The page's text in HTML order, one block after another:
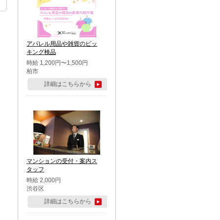
アパレル用品や雑貨のピッ
キング検品
時給 1,200円〜1,500円
柏市
詳細はこちらから
マンションの受付・案内ス
タッフ
時給 2,000円
渋谷区
詳細はこちらから